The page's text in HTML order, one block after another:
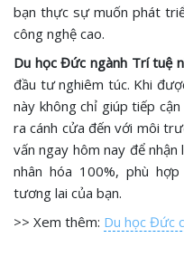
bạn thực sự muốn phát
công nghệ cao.
Du học Đức ngành Trí tuệ
đầu tư nghiêm túc. Khi
này không chỉ giúp tiếp
ra cánh cửa đến với môi
vấn ngay hôm nay để
nhân hóa 100%, phù
tương lai của bạn.
>> Xem thêm: Du học Đức